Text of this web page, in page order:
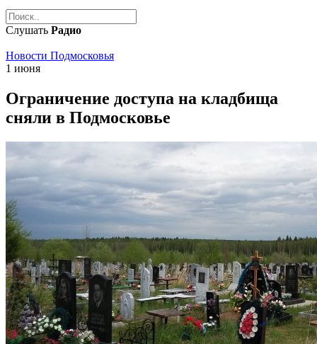
Слушать Радио
Новости Подмосковья
1 июня
Ограничение доступа на кладбища
сняли в Подмосковье